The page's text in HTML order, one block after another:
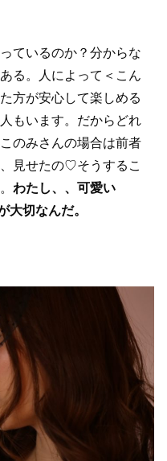
ているのか？分からな
る。人によって＜こん
方が安心して楽しめる
もいます。だからどれ
のみさんの場合は前者
見せたの♡そうするこ
わたし、、可愛い
切なんだ。